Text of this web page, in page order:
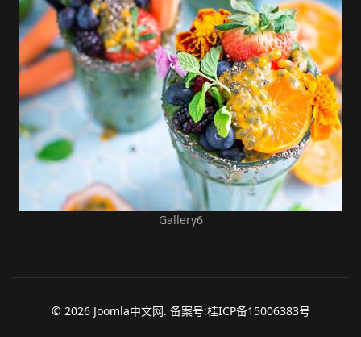
Gallery6
© 2026 Joomla中文网. 备案号:桂ICP备15006383号